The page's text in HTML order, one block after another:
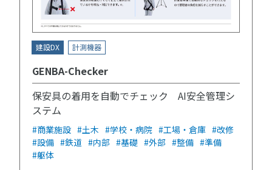
建設DX 計測機器
GENBA-Checker
保安具の着用を自動でチェック AI安全管理シ
ステム
#商業施設 #土木 #学校・病院 #工場・倉庫 #改修
#設備 #鉄道 #内部 #基礎 #外部 #整備 #準備
#躯体